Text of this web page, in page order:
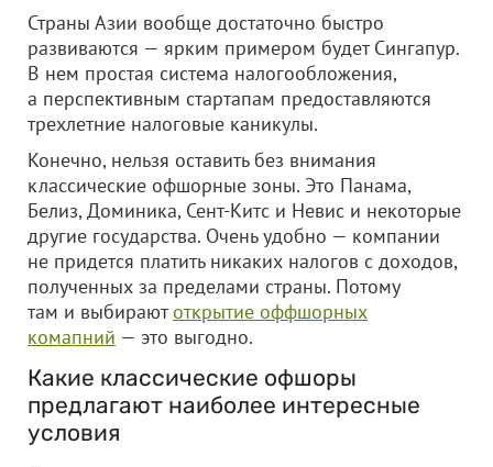
Страны Азии вообще достаточно быстро
развиваются — ярким примером будет Сингапур.
В нем простая система налогообложения,
а перспективным стартапам предоставляются
трехлетние налоговые каникулы.
Конечно, нельзя оставить без внимания
классические офшорные зоны. Это Панама,
Белиз, Доминика, Сент-Китс и Невис и некоторые
другие государства. Очень удобно — компании
не придется платить никаких налогов с доходов,
полученных за пределами страны. Потому
там и выбираютоткрытие оффшорных
комапний — это выгодно.
Какие классические офшоры
предлагают наиболее интересные
условия